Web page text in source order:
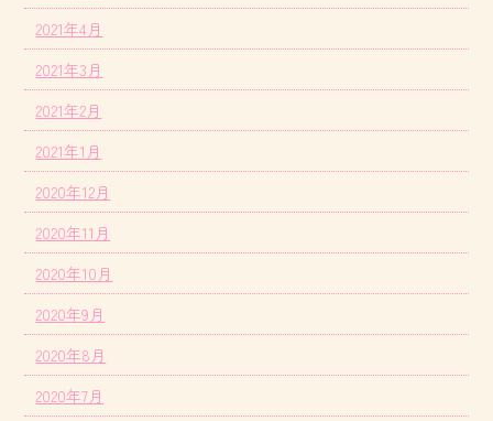
2021年4月
2021年3月
2021年2月
2021年1月
2020年12月
2020年11月
2020年10月
2020年9月
2020年8月
2020年7月